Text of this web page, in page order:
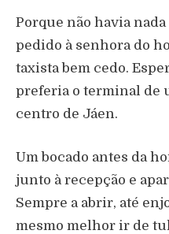
Porque não havia
pedido à senhora do
taxista bem cedo.
preferia o terminal de
centro de Jáen.
Um bocado antes da
junto à recepção e
Sempre a abrir, até
mesmo melhor ir de